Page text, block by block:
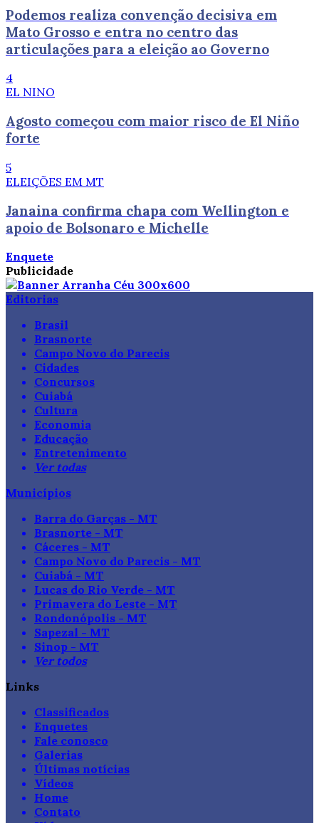
Podemos realiza convenção decisiva em
Mato Grosso e entra no centro das
articulações para a eleição ao Governo
4
EL NINO
Agosto começou com maior risco de El Niño
forte
5
ELEIÇÕES EM MT
Janaina confirma chapa com Wellington e
apoio de Bolsonaro e Michelle
Enquete
Publicidade
Editorias
Brasil
Brasnorte
Campo Novo do Parecis
Cidades
Concursos
Cuiabá
Cultura
Economia
Educação
Entretenimento
Ver todas
Municípios
Barra do Garças - MT
Brasnorte - MT
Cáceres - MT
Campo Novo do Parecis - MT
Cuiabá - MT
Lucas do Rio Verde - MT
Primavera do Leste - MT
Rondonópolis - MT
Sapezal - MT
Sinop - MT
Ver todos
Links
Classificados
Enquetes
Fale conosco
Galerias
Últimas notícias
Vídeos
Home
Contato